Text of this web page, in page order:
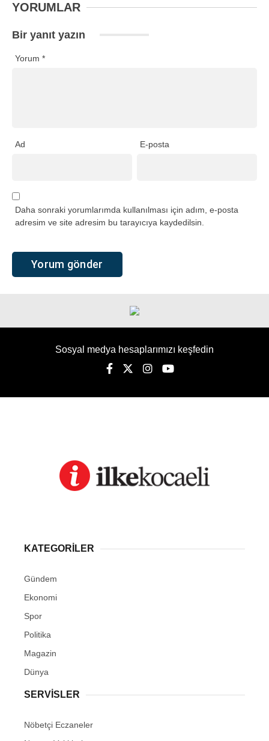
YORUMLAR
Bir yanıt yazın
Yorum *
Ad E-posta
Daha sonraki yorumlarımda kullanılması için adım, e-posta
adresim ve site adresim bu tarayıcıya kaydedilsin.
Sosyal medya hesaplarımızı keşfedin
KATEGORİLER
Gündem
Ekonomi
Spor
Politika
Magazin
Dünya
SERVİSLER
Nöbetçi Eczaneler